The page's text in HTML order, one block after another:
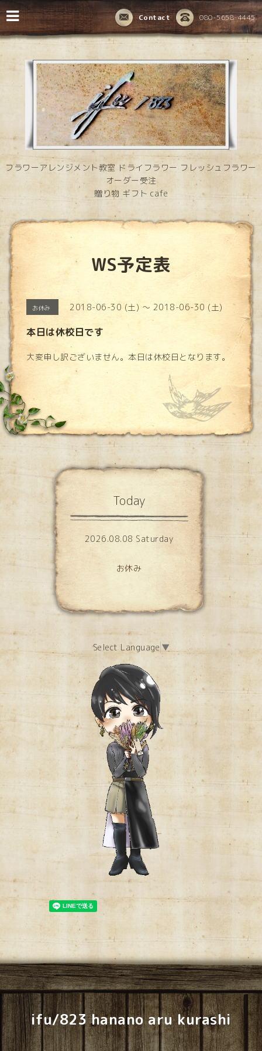
080-5658-4445
Contact
フラワーアレンジメント教室 ドライフラワー フレッシュフラワー
オーダー受注
贈り物 ギフト cafe
WS予定表
お休み 2018-06-30 (土) ～ 2018-06-30 (土)
本日は休校日です
大変申し訳ございません。本日は休校日となります。
Today
2026.08.08 Saturday
お休み
Select Language ▼
ifu/823 hanano aru kurashi